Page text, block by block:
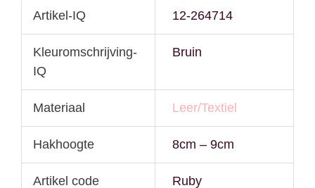
Artikel-IQ 12-264714
Kleuromschrijving-
IQ
Bruin
Materiaal Leer/Textiel
Hakhoogte 8cm – 9cm
Artikel code
Ruby